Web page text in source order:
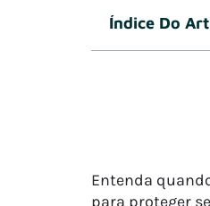
Índice Do
Entenda
para proteger